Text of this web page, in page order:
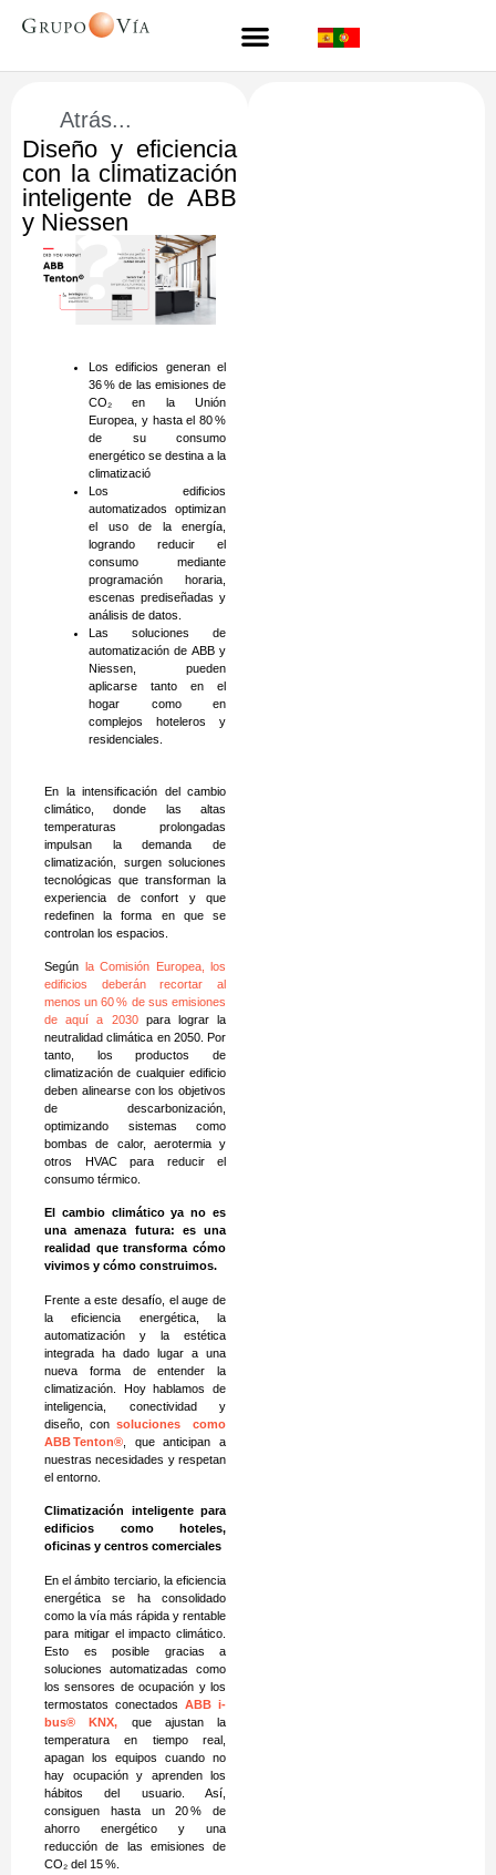
Atrás...
Diseño y eficiencia
con la climatización
inteligente de ABB
y Niessen
Los edificios generan el
36 % de las emisiones de
CO₂ en la Unión
Europea, y hasta el 80 %
de su consumo
energético se destina a la
climatizació
Los edificios
automatizados optimizan
el uso de la energía,
logrando reducir el
consumo mediante
programación horaria,
escenas prediseñadas y
análisis de datos.
Las soluciones de
automatización de ABB y
Niessen, pueden
aplicarse tanto en el
hogar como en
complejos hoteleros y
residenciales.
En la intensificación del cambio
climático, donde las altas
temperaturas prolongadas
impulsan la demanda de
climatización, surgen soluciones
tecnológicas que transforman la
experiencia de confort y que
redefinen la forma en que se
controlan los espacios.
Según la Comisión Europea, los
edificios deberán recortar al
menos un 60 % de sus emisiones
de aquí a 2030para lograr la
neutralidad climática en 2050. Por
tanto, los productos de
climatización de cualquier edificio
deben alinearse con los objetivos
de descarbonización,
optimizando sistemas como
bombas de calor, aerotermia y
otros HVAC para reducir el
consumo térmico.
El cambio climático ya no es
una amenaza futura: es una
realidad que transforma cómo
vivimos y cómo construimos.
Frente a este desafío, el auge de
la eficiencia energética, la
automatización y la estética
integrada ha dado lugar a una
nueva forma de entender la
climatización. Hoy hablamos de
inteligencia, conectividad y
diseño, con soluciones como
ABBTenton® , que anticipan a
nuestras necesidades y respetan
el entorno.
Climatización inteligente para
edificios como hoteles,
oficinas y centros comerciales
En el ámbito terciario, la eficiencia
energética se ha consolidado
como la vía más rápida y rentable
para mitigar el impacto climático.
Esto es posible gracias a
soluciones automatizadas como
los sensores de ocupación y los
termostatos conectados ABB i-
bus® KNX, que ajustan la
temperatura en tiempo real,
apagan los equipos cuando no
hay ocupación y aprenden los
hábitos del usuario. Así,
consiguen hasta un 20 % de
ahorro energético y una
reducción de las emisiones de
CO₂ del 15 %.